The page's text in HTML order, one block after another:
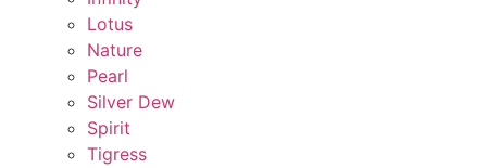
Lotus
Nature
Pearl
Silver Dew
Spirit
Tigress